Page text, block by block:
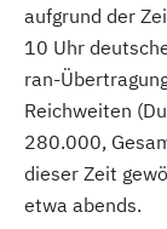
aufgrund der
10 Uhr
ran-
Reichweiten
280.000,
dieser Zeit
etwa abends.